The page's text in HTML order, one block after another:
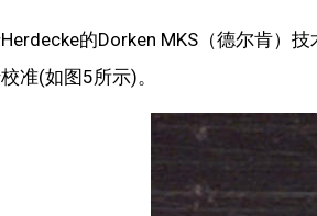
的Dorken MKS（德尔肯）
准(如图5所示)。